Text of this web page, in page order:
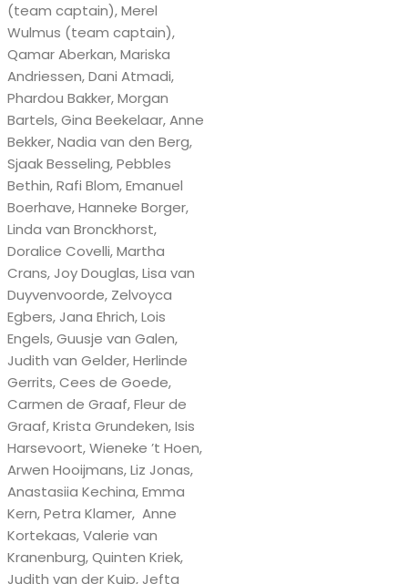
(team captain), Merel
Wulmus (team captain),
Qamar Aberkan, Mariska
Andriessen, Dani Atmadi,
Phardou Bakker, Morgan
Bartels, Gina Beekelaar, Anne
Bekker, Nadia van den Berg,
Sjaak Besseling, Pebbles
Bethin, Rafi Blom, Emanuel
Boerhave, Hanneke Borger,
Linda van Bronckhorst,
Doralice Covelli, Martha
Crans, Joy Douglas, Lisa van
Duyvenvoorde, Zelvoyca
Egbers, Jana Ehrich, Lois
Engels, Guusje van Galen,
Judith van Gelder, Herlinde
Gerrits, Cees de Goede,
Carmen de Graaf, Fleur de
Graaf, Krista Grundeken, Isis
Harsevoort, Wieneke ’t Hoen,
Arwen Hooijmans, Liz Jonas,
Anastasiia Kechina, Emma
Kern, Petra Klamer, Anne
Kortekaas, Valerie van
Kranenburg, Quinten Kriek,
Judith van der Kuip, Jefta